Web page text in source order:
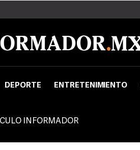
DEPORTE ENTRETENIMIENTO
INFORMADOR